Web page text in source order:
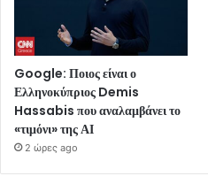
Google: Ποιος είναι ο
Ελληνοκύπριος Demis
Hassabis που αναλαμβάνει το
«τιμόνι» της ΑΙ
2 ώρες ago